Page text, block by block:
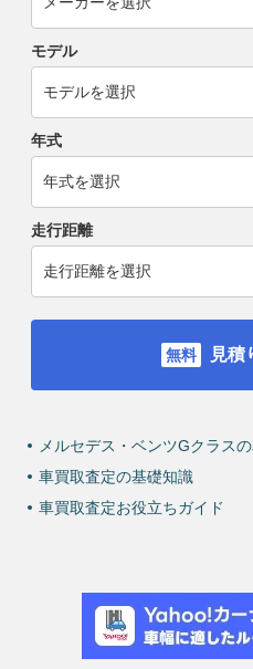
モデル
年式
走行距離
見積
メルセデス・ベンツGクラス
車買取査定の基礎知識
車買取査定お役立ちガイド